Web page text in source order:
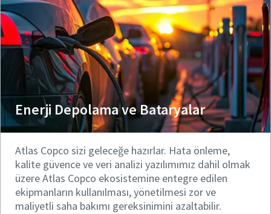
Enerji Depolama ve Bataryalar
Atlas Copco sizi geleceğe hazırlar. Hata önleme,
kalite güvence ve veri analizi yazılımımız dahil olmak
üzere Atlas Copco ekosistemine entegre edilen
ekipmanların kullanılması, yönetilmesi zor ve
maliyetli saha bakımı gereksinimini azaltabilir.